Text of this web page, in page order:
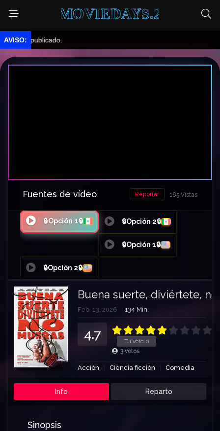
MOVIEDAYS.2
Fuentes de vídeo 185 Vistas
Reportar
🔒Opción 1🔒 🔒Opción 2🔒
🔒Opción 1🔒
🔒Opción 2🔒
Buena suerte, diviértete,
Feb. 13, 2026 134 Min.
Tu voto: 0
4.7
3 votos
Acción Ciencia ficción Comedia
Info Reparto
Sinopsis